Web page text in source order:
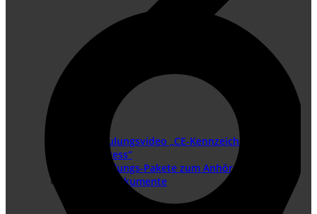
Schulungsvideo „CE-Kennzeichnung als
Prozess“
Schulungs-Pakete zum Anhören
PDFs und Dokumente